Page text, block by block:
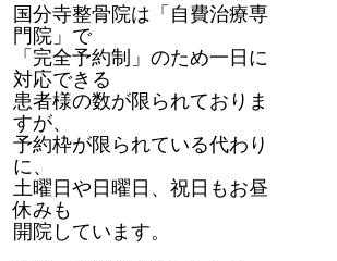
国分寺整骨院は「自費治療専
門院」で
「完全予約制」のため一日に
対応できる
患者様の数が限られておりま
すが、
予約枠が限られている代わり
に、
土曜日や日曜日、祝日もお昼
休みも
開院しています。